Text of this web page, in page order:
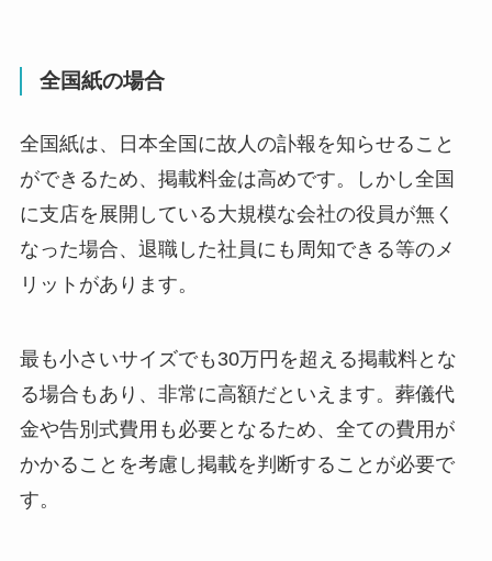
全国紙の場合
全国紙は、日本全国に故人の訃報を知らせること
ができるため、掲載料金は高めです。しかし全国
に支店を展開している大規模な会社の役員が無く
なった場合、退職した社員にも周知できる等のメ
リットがあります。
最も小さいサイズでも30万円を超える掲載料とな
る場合もあり、非常に高額だといえます。葬儀代
金や告別式費用も必要となるため、全ての費用が
かかることを考慮し掲載を判断することが必要で
す。